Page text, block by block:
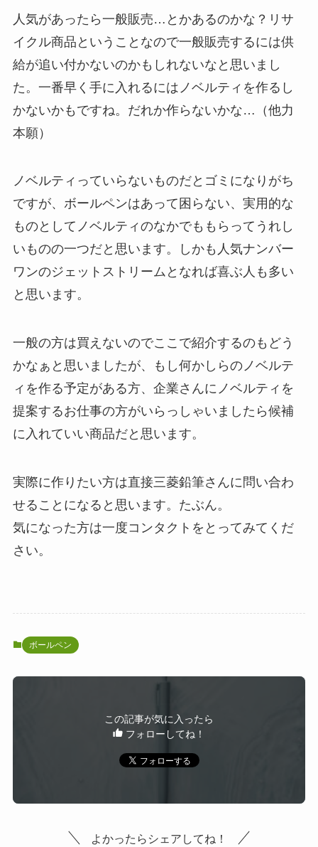
人気があったら一般販売…とかあるのかな？リサ
イクル商品ということなので一般販売するには供
給が追い付かないのかもしれないなと思いまし
た。一番早く手に入れるにはノベルティを作るし
かないかもですね。だれか作らないかな…（他力
本願）
ノベルティっていらないものだとゴミになりがち
ですが、ボールペンはあって困らない、実用的な
ものとしてノベルティのなかでももらってうれし
いものの一つだと思います。しかも人気ナンバー
ワンのジェットストリームとなれば喜ぶ人も多い
と思います。
一般の方は買えないのでここで紹介するのもどう
かなぁと思いましたが、もし何かしらのノベルテ
ィを作る予定がある方、企業さんにノベルティを
提案するお仕事の方がいらっしゃいましたら候補
に入れていい商品だと思います。
実際に作りたい方は直接三菱鉛筆さんに問い合わ
せることになると思います。たぶん。
気になった方は一度コンタクトをとってみてくだ
さい。
ボールペン
この記事が気に入ったら
フォローしてね！
よかったらシェアしてね！